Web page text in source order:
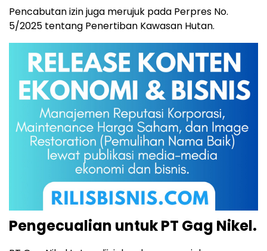
Pencabutan izin juga merujuk pada Perpres No.
5/2025 tentang Penertiban Kawasan Hutan.
Pengecualian untuk PT Gag Nikel.